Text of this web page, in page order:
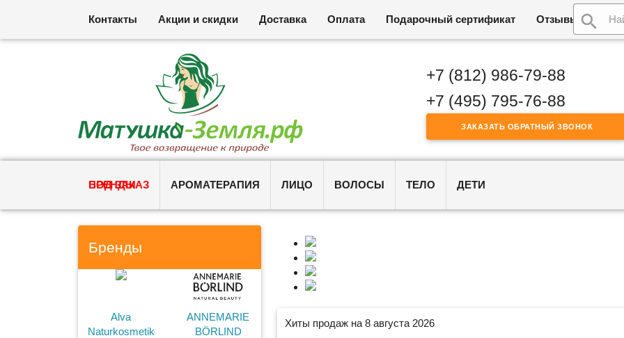
Контакты Акции и скидки Доставка Оплата Подарочный сертификат Отзывы
+7 (812) 986-79-88
+7 (495) 795-76-88
ЗАКАЗАТЬ ОБРАТНЫЙ ЗВОНОК
ПОД ЗАКАЗ АРОМАТЕРАПИЯ ЛИЦО ВОЛОСЫ ТЕЛО ДЕТИ
БРЕНДЫ
Бренды
Alva
Naturkosmetik
ANNEMARIE
BÖRLIND
Хиты продаж на 8 августа 2026